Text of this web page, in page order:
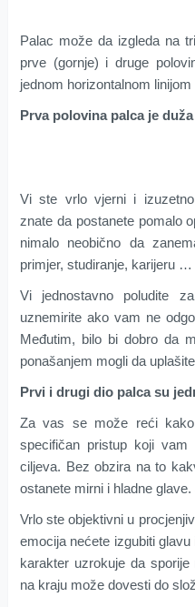
Palac može da izgleda na
prve (gornje) i druge
jednom horizontalnom
Prva polovina palca je
Vi ste vrlo vjerni i
znate da postanete pomalo
nimalo neobično da
primjer, studiranje, karijeru …
Vi jednostavno poludite
uznemirite ako vam ne
Međutim, bilo bi dobro da
ponašanjem mogli da
Prvi i drugi dio palca su
Za vas se može reći
specifičan pristup koji vam
ciljeva. Bez obzira na to
ostanete mirni i hladne
Vrlo ste objektivni u
emocija nećete izgubiti
karakter uzrokuje da
na kraju može dovesti do